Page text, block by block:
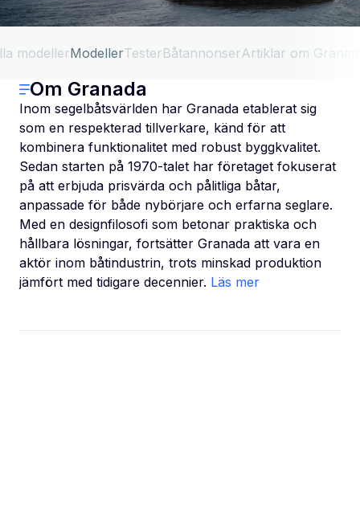
modellerModellerTesterBåtannonserArtiklar om
Om Granada
Inom segelbåtsvärlden har Granada etablerat sig
som en respekterad tillverkare, känd för att
kombinera funktionalitet med robust byggkvalitet.
Sedan starten på 1970-talet har företaget fokuserat
på att erbjuda prisvärda och pålitliga båtar,
anpassade för både nybörjare och erfarna seglare.
Med en designfilosofi som betonar praktiska och
hållbara lösningar, fortsätter Granada att vara en
aktör inom båtindustrin, trots minskad produktion
jämfört med tidigare decennier. Läs mer